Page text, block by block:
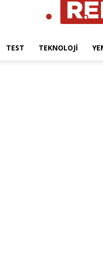
TEST TEKNOLOJI